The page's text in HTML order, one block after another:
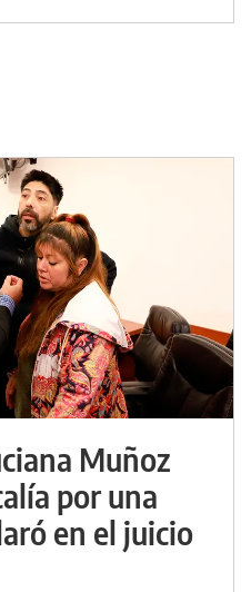
Muñoz
por una
en el juicio